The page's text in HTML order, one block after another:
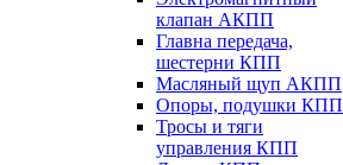
клапан АКПП
Главна передача,
шестерни КПП
Масляный щуп АКПП
Опоры, подушки КПП
Тросы и тяги
управления КПП